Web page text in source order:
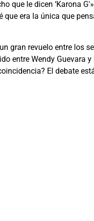
que le dicen ‘Karona
que era la única que
gran revuelo entre los
entre Wendy Guevara
El debate